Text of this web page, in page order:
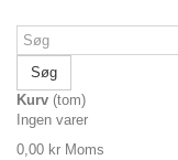
Søg
Kurv (tom)
Ingen varer
0,00 kr Moms